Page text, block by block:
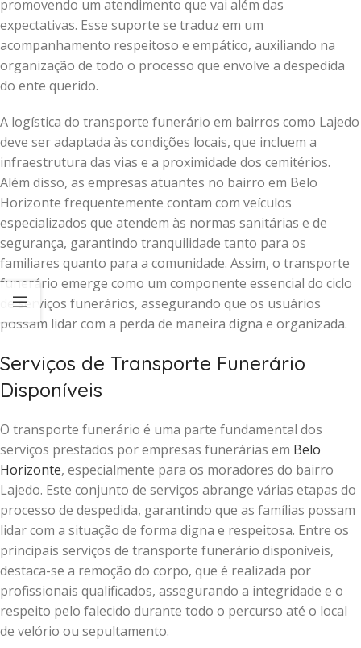
promovendo um atendimento que vai além das
expectativas. Esse suporte se traduz em um
acompanhamento respeitoso e empático, auxiliando na
organização de todo o processo que envolve a despedida
do ente querido.
A logística do transporte funerário em bairros como Lajedo
deve ser adaptada às condições locais, que incluem a
infraestrutura das vias e a proximidade dos cemitérios.
Além disso, as empresas atuantes no bairro em Belo
Horizonte frequentemente contam com veículos
especializados que atendem às normas sanitárias e de
segurança, garantindo tranquilidade tanto para os
familiares quanto para a comunidade. Assim, o transporte
funerário emerge como um componente essencial do ciclo
de serviços funerários, assegurando que os usuários
possam lidar com a perda de maneira digna e organizada.
Serviços de Transporte Funerário
Disponíveis
O transporte funerário é uma parte fundamental dos
serviços prestados por empresas funerárias em Belo
Horizonte, especialmente para os moradores do bairro
Lajedo. Este conjunto de serviços abrange várias etapas do
processo de despedida, garantindo que as famílias possam
lidar com a situação de forma digna e respeitosa. Entre os
principais serviços de transporte funerário disponíveis,
destaca-se a remoção do corpo, que é realizada por
profissionais qualificados, assegurando a integridade e o
respeito pelo falecido durante todo o percurso até o local
de velório ou sepultamento.